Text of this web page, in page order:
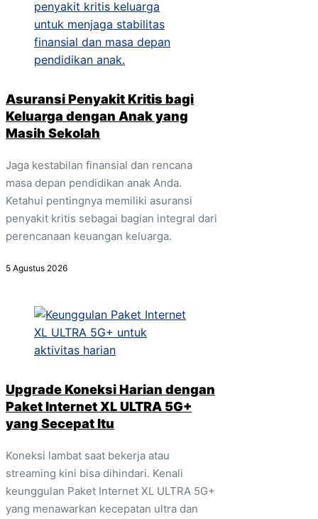
Asuransi Penyakit Kritis bagi
Keluarga dengan Anak yang
Masih Sekolah
Jaga kestabilan finansial dan rencana
masa depan pendidikan anak Anda.
Ketahui pentingnya memiliki asuransi
penyakit kritis sebagai bagian integral dari
perencanaan keuangan keluarga.
5 Agustus 2026
Upgrade Koneksi Harian dengan
Paket Internet XL ULTRA 5G+
yang Secepat Itu
Koneksi lambat saat bekerja atau
streaming kini bisa dihindari. Kenali
keunggulan Paket Internet XL ULTRA 5G+
yang menawarkan kecepatan ultra dan